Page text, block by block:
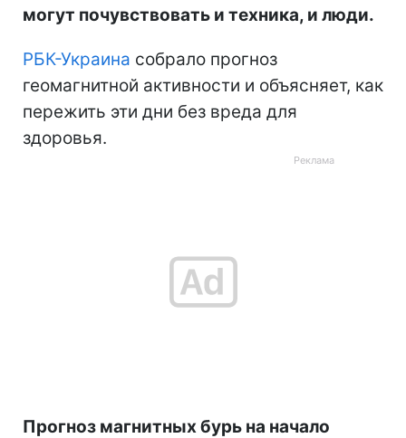
могут почувствовать и техника, и люди.
РБК-Украина собрало прогноз
геомагнитной активности и объясняет, как
пережить эти дни без вреда для
здоровья.
Прогноз магнитных бурь на начало